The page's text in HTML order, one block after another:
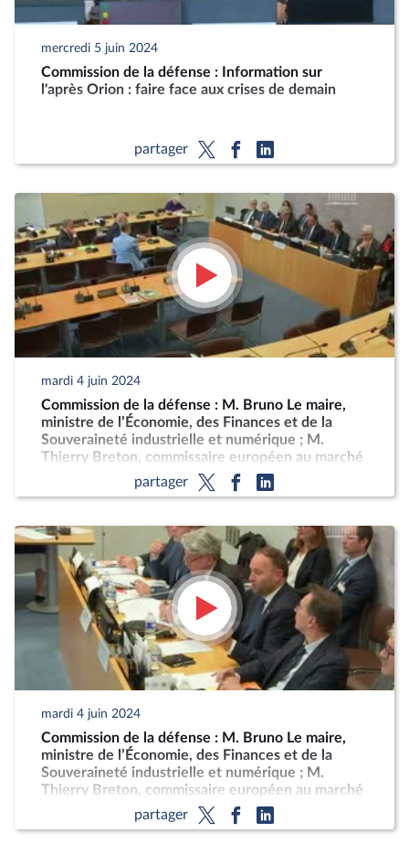
mercredi 5 juin 2024
Commission de la défense : Information sur
l'après Orion : faire face aux crises de demain
partager
mardi 4 juin 2024
Commission de la défense : M. Bruno Le maire,
ministre de l’Économie, des Finances et de la
Souveraineté industrielle et numérique ; M.
Thierry Breton, commissaire européen au marché
intérieur, sur la stratégie européenne pour
l’industrie de défense
partager
mardi 4 juin 2024
Commission de la défense : M. Bruno Le maire,
ministre de l’Économie, des Finances et de la
Souveraineté industrielle et numérique ; M.
Thierry Breton, commissaire européen au marché
intérieur, sur la stratégie européenne pour
l’industrie de défense
partager